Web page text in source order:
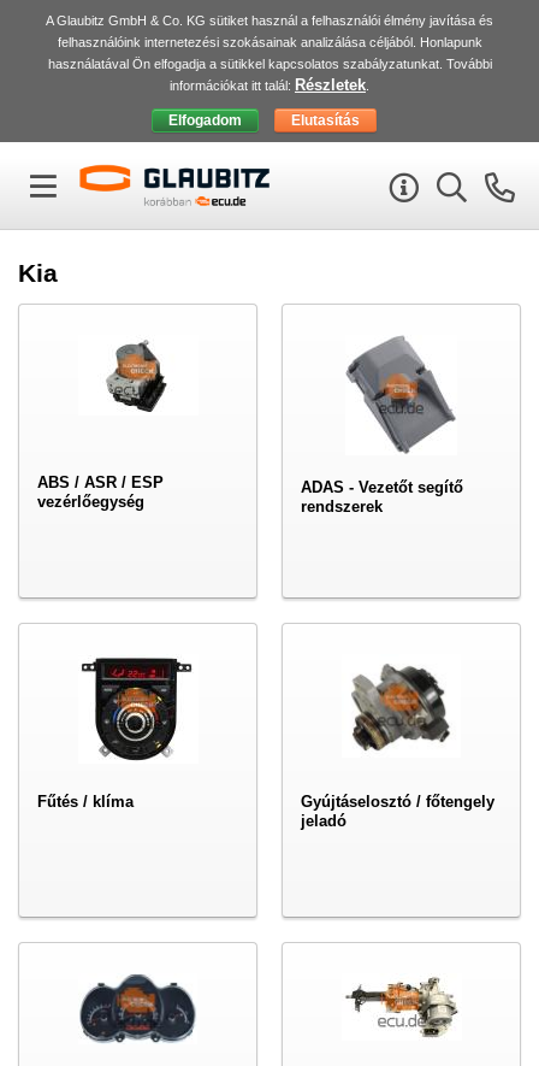
A Glaubitz GmbH & Co. KG sütiket használ a felhasználói élmény javítása és
felhasználóink internetezési szokásainak analizálása céljából. Honlapunk
használatával Ön elfogadja a sütikkel kapcsolatos szabályzatunkat. További
információkat itt talál: Részletek
Kia
ABS / ASR / ESP
vezérlőegység
ADAS - Vezetőt segítő
rendszerek
Fűtés / klíma
Gyújtáselosztó / főtengely
jeladó